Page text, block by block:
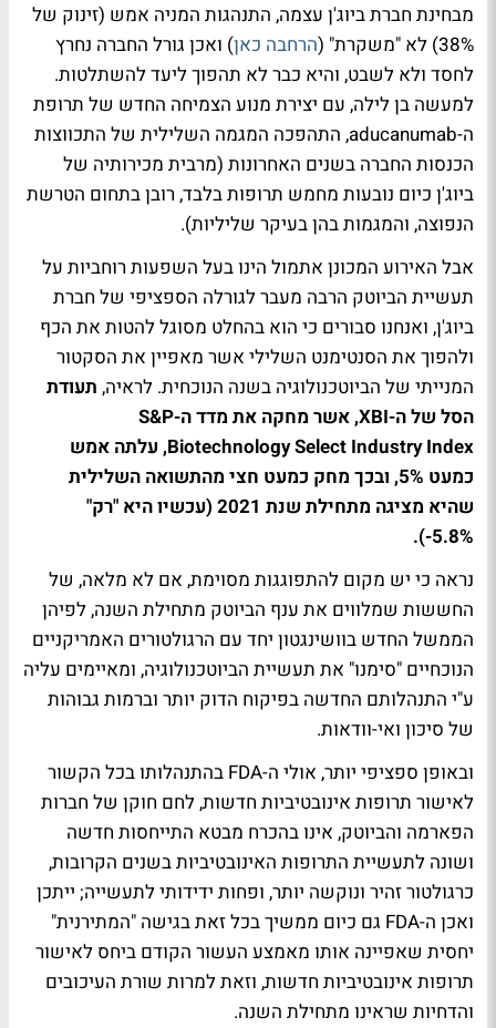
מבחינת חברת ביוג'ן עצמה, התנהגות המניה אמש (זינוק של
38%) לא "משקרת" (
הרחבה כאן) ואכן גורל החברה נחרץ
לחסד ולא לשבט, והיא כבר לא תהפוך ליעד להשתלטות.
למעשה בן לילה, עם יצירת מנוע הצמיחה החדש של תרופת
ה-aducanumab, התהפכה המגמה השלילית של התכווצות
הכנסות החברה בשנים האחרונות (מרבית מכירותיה של
ביוג'ן כיום נובעות מחמש תרופות בלבד, רובן בתחום הטרשת
הנפוצה, והמגמות בהן בעיקר שליליות).
אבל האירוע המכונן אתמול הינו בעל השפעות רוחביות על
תעשיית הביוטק הרבה מעבר לגורלה הספציפי של חברת
ביוג'ן, ואנחנו סבורים כי הוא בהחלט מסוגל להטות את הכף
ולהפוך את הסנטימנט השלילי אשר מאפיין את הסקטור
המנייתי של הביוטכנולוגיה בשנה הנוכחית. לראיה, תעודת
הסל של ה-XBI, אשר מחקה את מדד ה-S&P
Biotechnology Select Industry Index, עלתה אמש
כמעט 5%, ובכך מחק כמעט חצי מהתשואה השלילית
שהיא מציגה מתחילת שנת 2021 (עכשיו היא "רק"
5.8%-).
נראה כי יש מקום להתפוגגות מסוימת, אם לא מלאה, של
החששות שמלווים את ענף הביוטק מתחילת השנה, לפיהן
הממשל החדש בוושינגטון יחד עם הרגולטורים האמריקניים
הנוכחיים "סימנו" את תעשיית הביוטכנולוגיה, ומאיימים עליה
ע"י התנהלותם החדשה בפיקוח הדוק יותר וברמות גבוהות
של סיכון ואי-וודאות.
ובאופן ספציפי יותר, אולי ה-FDA בהתנהלותו בכל הקשור
לאישור תרופות אינובטיביות חדשות, לחם חוקן של חברות
הפארמה והביוטק, אינו בהכרח מבטא התייחסות חדשה
ושונה לתעשיית התרופות האינובטיביות בשנים הקרובות,
כרגולטור זהיר ונוקשה יותר, ופחות ידידותי לתעשייה; ייתכן
ואכן ה-FDA גם כיום ממשיך בכל זאת בגישה "המתירנית"
יחסית שאפיינה אותו מאמצע העשור הקודם ביחס לאישור
תרופות אינובטיביות חדשות, וזאת למרות שורת העיכובים
והדחיות שראינו מתחילת השנה.